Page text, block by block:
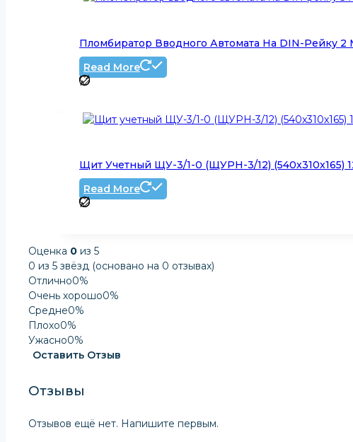
Пломбиратор Вводного Автомата На DIN-Рейку 2
Read More
Щит Учетный ЩУ-3/1-0 (ЩУРН-3/12) (540x310x165)
Read More
Оценка 0 из 5
0 из 5 звёзд (основано на 0 отзывах)
Отлично0%
Очень хорошо0%
Средне0%
Плохо0%
Ужасно0%
Оставить Отзыв
Отзывы
Отзывов ещё нет. Напишите первым.